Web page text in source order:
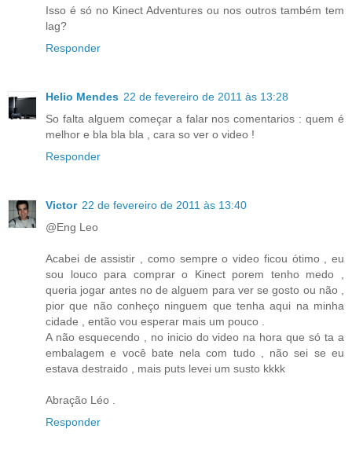
Isso é só no Kinect Adventures ou nos outros também tem
lag?
Responder
Helio Mendes 22 de fevereiro de 2011 às 13:28
So falta alguem começar a falar nos comentarios : quem é
melhor e bla bla bla , cara so ver o video !
Responder
Victor 22 de fevereiro de 2011 às 13:40
@Eng Leo
Acabei de assistir , como sempre o video ficou ótimo , eu
sou louco para comprar o Kinect porem tenho medo ,
queria jogar antes no de alguem para ver se gosto ou não ,
pior que não conheço ninguem que tenha aqui na minha
cidade , então vou esperar mais um pouco .
A não esquecendo , no inicio do video na hora que só ta a
embalagem e você bate nela com tudo , não sei se eu
estava destraido , mais puts levei um susto kkkk
Abração Léo .
Responder